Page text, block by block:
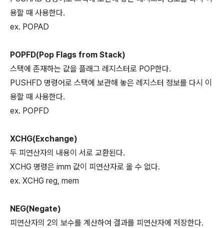
용할 때 사용한다.
ex. POPAD
POPFD(Pop Flags from Stack)
스택에 존재하는 값을 플래그 레지스터로 POP한다.
PUSHFD 명령어로 스택에 보관해 놓은 레지스터 정보를 다시 이
용할 때 사용한다.
ex. POPFD
XCHG(Exchange)
두 피연산자의 내용이 서로 교환된다.
XCHG 명령은 imm 값이 피연산자로 올 수 없다.
ex. XCHG reg, mem
NEG(Negate)
피연산자의 2의 보수를 계산하여 결과를 피연산자에 저장한다.